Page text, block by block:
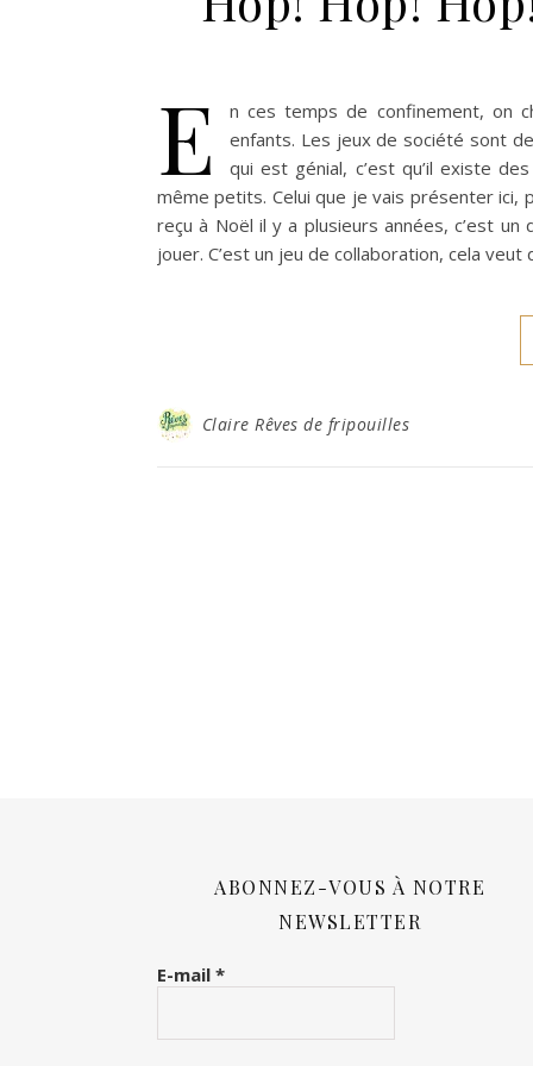
E
n ces temps de confinement, on
enfants. Les jeux de société sont
qui est génial, c’est qu’il existe
même petits. Celui que je vais présenter ici,
reçu à Noël il y a plusieurs années, c’est
jouer. C’est un jeu de collaboration, cela
Claire Rêves de fripouilles
ABONNEZ-VOUS À NOTRE
NEWSLETTER
E-mail *